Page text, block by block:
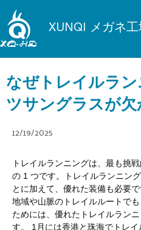
容
を
ス
キ
ッ
プ
XUNQI メガネ
なぜトレイルラ
ツサングラスが
12/19/2025
トレイルランニングは、最も挑
の 1 つです。トレイルランニン
とに加えて、優れた装備も必要
地域や山脈のトレイルルートで
ためには、優れたトレイルラン
す。 1月には香港と珠海でトレイ